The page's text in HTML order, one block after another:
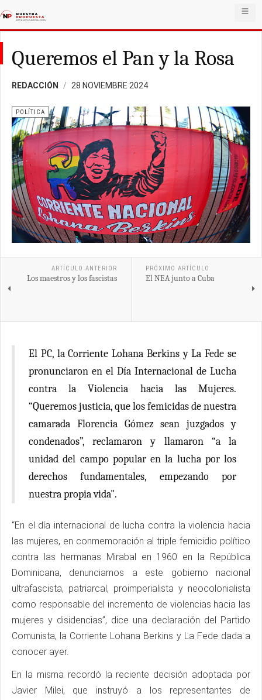
Queremos el Pan y la Rosa
REDACCIÓN 28 NOVIEMBRE 2024
POLÍTICA
ARTÍCULO ANTERIOR
Los maestros y los fascistas
PRÓXIMO ARTÍCULO
El NEA junto a Cuba
El PC, la Corriente Lohana Berkins y La Fede se
pronunciaron en el Día Internacional de Lucha
contra la Violencia hacia las Mujeres.
“Queremos justicia, que los femicidas de nuestra
camarada Florencia Gómez sean juzgados y
condenados”, reclamaron y llamaron “a la
unidad del campo popular en la lucha por los
derechos fundamentales, empezando por
nuestra propia vida".
“En el día internacional de lucha contra la violencia hacia
las mujeres, en conmemoración al triple femicidio político
contra las hermanas Mirabal en 1960 en la República
Dominicana, denunciamos a este gobierno nacional
ultrafascista, patriarcal, proimperialista y neocolonialista
como responsable del incremento de violencias hacia las
mujeres y disidencias”, dice una declaración del Partido
Comunista, la Corriente Lohana Berkins y La Fede dada a
conocer ayer.
En la misma recordó la reciente decisión adoptada por
Javier Milei, que instruyó a los representantes de